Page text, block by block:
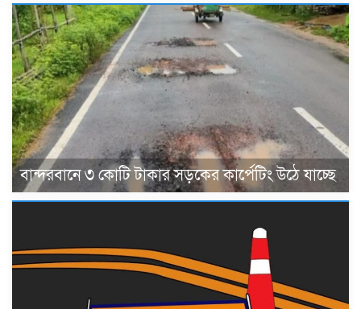
বান্দরবানে ৩ কোটি টাকার সড়কের কার্পেটিং উঠে যাচ্ছে